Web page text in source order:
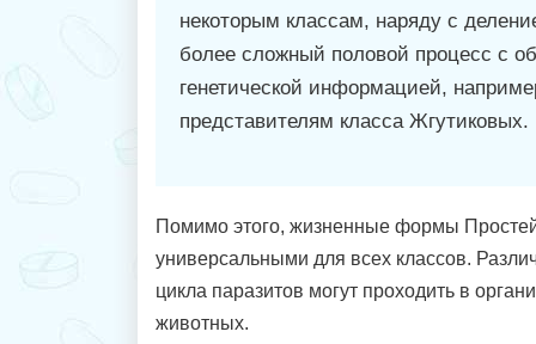
некоторым классам, наряду с
более сложный половой процесс с
генетической информацией,
представителям класса Жгутиковых.
Помимо этого, жизненные формы
универсальными для всех классов.
цикла паразитов могут проходить в
животных.